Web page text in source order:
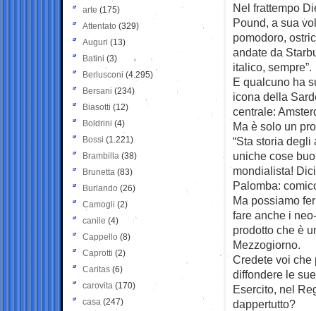
Nel frattempo
Pound, a sua
pomodoro,
andate da
italico, sempre”.
E qualcuno ha
icona della
centrale:
Ma è solo un
“Sta storia
uniche cose
mondialista!
Palomba:
Ma possiamo
fare anche i
prodotto che è
Mezzogiorno.
Credete voi che
diffondere le
Esercito, nel
dappertutto?
arte (175)
Attentato (329)
Auguri (13)
Batini (3)
Berlusconi (4.295)
Bersani (234)
Biasotti (12)
Boldrini (4)
Bossi (1.221)
Brambilla (38)
Brunetta (83)
Burlando (26)
Camogli (2)
canile (4)
Cappello (8)
Caprotti (2)
Caritas (6)
carovita (170)
casa (247)